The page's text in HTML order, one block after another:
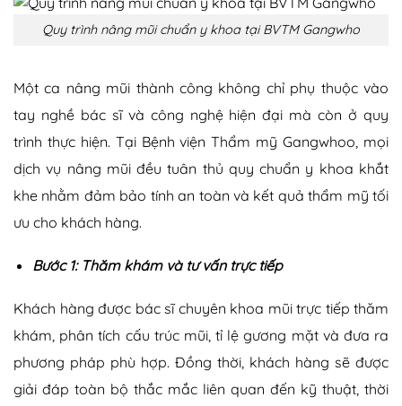
Quy trình nâng mũi chuẩn y khoa tại BVTM Gangwho
Một ca nâng mũi thành công không chỉ phụ thuộc vào
tay nghề bác sĩ và công nghệ hiện đại mà còn ở quy
trình thực hiện. Tại Bệnh viện Thẩm mỹ Gangwhoo, mọi
dịch vụ nâng mũi đều tuân thủ quy chuẩn y khoa khắt
khe nhằm đảm bảo tính an toàn và kết quả thẩm mỹ tối
ưu cho khách hàng.
Bước 1: Thăm khám và tư vấn trực tiếp
Khách hàng được bác sĩ chuyên khoa mũi trực tiếp thăm
khám, phân tích cấu trúc mũi, tỉ lệ gương mặt và đưa ra
phương pháp phù hợp. Đồng thời, khách hàng sẽ được
giải đáp toàn bộ thắc mắc liên quan đến kỹ thuật, thời